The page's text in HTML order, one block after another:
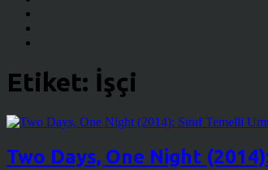
Etiket: İşçi
Two Days, One Night